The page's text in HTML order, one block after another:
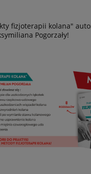
fizjoterapii kolana"
Pogorzały!